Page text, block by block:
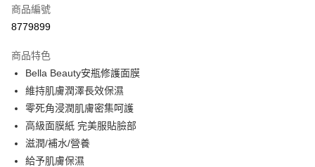
超商取貨付款
Apple Pay
街口支付
悠遊付
Google Pay
商品編號
8779899
商品特色
Bella Beauty安瓶修護面膜
維持肌膚潤澤長效保濕
零死角浸潤肌膚密集呵護
高級面膜紙 完美服貼臉部
滋潤/補水/營養
給予肌膚保濕